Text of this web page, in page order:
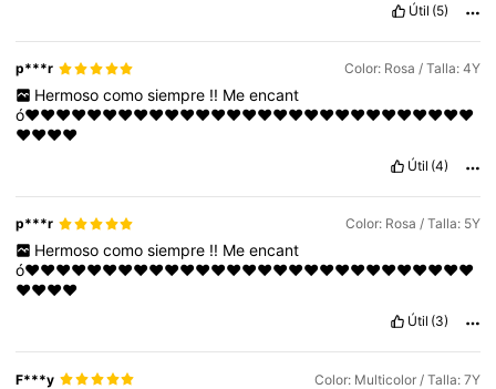
Útil (5)
p***r Color: Rosa / Talla: 4Y
Hermoso como siempre !! Me encant
ó♥️♥️♥️♥️♥️♥️♥️♥️♥️♥️♥️♥️♥️♥️♥️♥️♥️♥️♥️♥️♥️♥️♥️♥️♥️♥️♥️♥️♥️
♥️♥️♥️♥️
Útil (4)
p***r Color: Rosa / Talla: 5Y
Hermoso como siempre !! Me encant
ó♥️♥️♥️♥️♥️♥️♥️♥️♥️♥️♥️♥️♥️♥️♥️♥️♥️♥️♥️♥️♥️♥️♥️♥️♥️♥️♥️♥️♥️
♥️♥️♥️♥️
Útil (3)
F***y Color: Multicolor / Talla: 7Y